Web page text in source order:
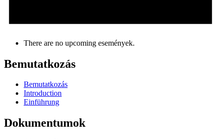
There are no upcoming események.
Bemutatkozás
Bemutatkozás
Introduction
Einführung
Dokumentumok